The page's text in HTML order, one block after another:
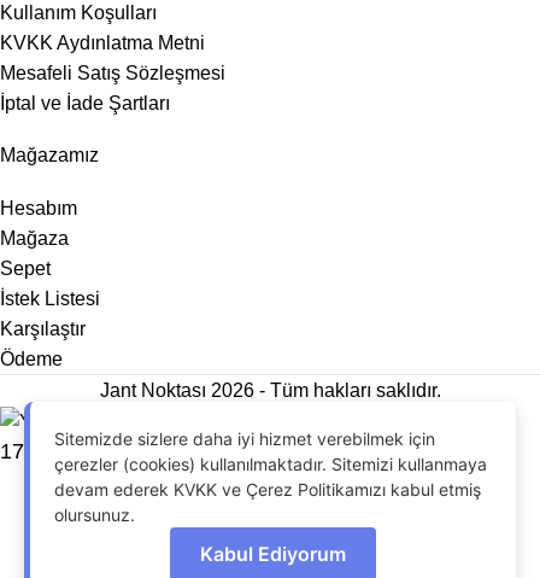
Kullanım Koşulları
KVKK Aydınlatma Metni
Mesafeli Satış Sözleşmesi
İptal ve İade Şartları
Mağazamız
Hesabım
Mağaza
Sepet
İstek Listesi
Karşılaştır
Ödeme
Jant Noktası 2026 - Tüm hakları saklıdır.
17′ 5X120 BMW M2 JANT MODELİ
OdrinDigitaltarafından geliştirildi.
Sitemizde sizlere daha iyi hizmet verebilmek için
çerezler (cookies) kullanılmaktadır. Sitemizi kullanmaya
devam ederek KVKK ve Çerez Politikamızı kabul etmiş
olursunuz.
Kabul Ediyorum